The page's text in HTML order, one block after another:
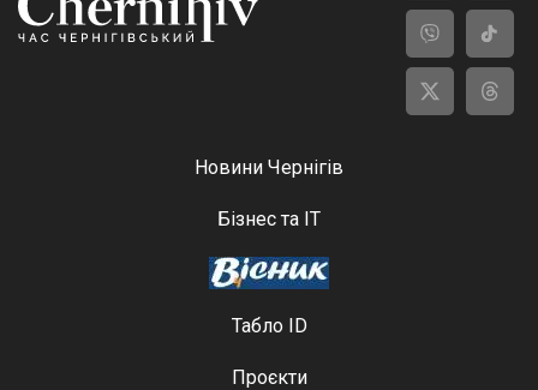
Новини Чернігів
Бізнес та ІТ
Табло ID
Проєкти